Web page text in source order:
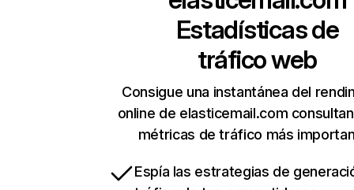
Estadísticas de
tráfico web
Consigue una instantánea del
online de elasticemail.com
métricas de tráfico más
Espía las estrategias de